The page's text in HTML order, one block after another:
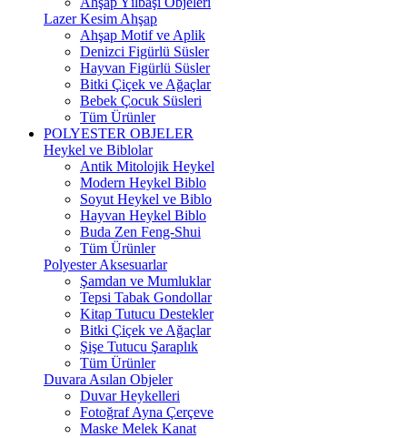
Lazer Kesim Ahşap
Ahşap Motif ve Aplik
Denizci Figürlü Süsler
Hayvan Figürlü Süsler
Bitki Çiçek ve Ağaçlar
Bebek Çocuk Süsleri
Tüm Ürünler
POLYESTER OBJELER
Heykel ve Biblolar
Antik Mitolojik Heykel
Modern Heykel Biblo
Soyut Heykel ve Biblo
Hayvan Heykel Biblo
Buda Zen Feng-Shui
Tüm Ürünler
Polyester Aksesuarlar
Şamdan ve Mumluklar
Tepsi Tabak Gondollar
Kitap Tutucu Destekler
Bitki Çiçek ve Ağaçlar
Şişe Tutucu Şaraplık
Tüm Ürünler
Duvara Asılan Objeler
Duvar Heykelleri
Fotoğraf Ayna Çerçeve
Maske Melek Kanat